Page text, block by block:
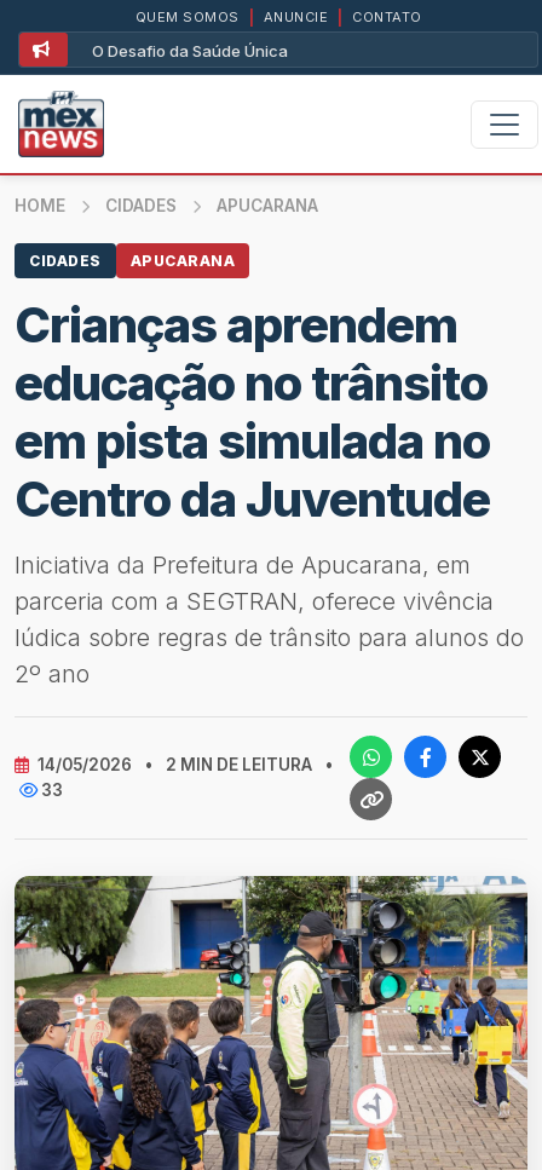
O Desafio da Saúde Única
QUEM SOMOS ANUNCIE CONTATO
HOME CIDADES APUCARANA
CIDADES APUCARANA
Crianças aprendem
educação no trânsito
em pista simulada no
Centro da Juventude
Iniciativa da Prefeitura de Apucarana, em
parceria com a SEGTRAN, oferece vivência
lúdica sobre regras de trânsito para alunos do
2º ano
14/05/2026 • 2 MIN DE LEITURA
•
33